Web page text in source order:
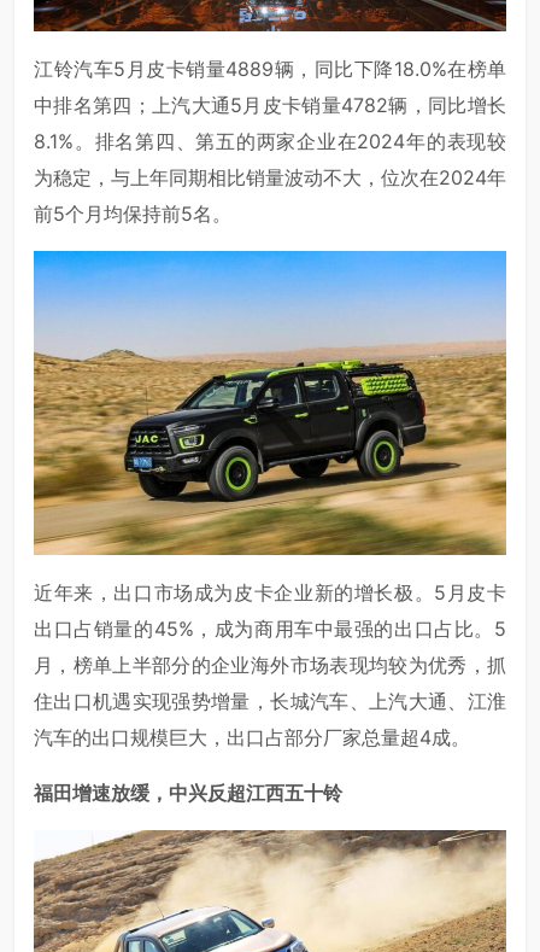
江铃汽车5月皮卡销量4889辆，同比下降18.0%在榜单
中排名第四；上汽大通5月皮卡销量4782辆，同比增长
8.1%。排名第四、第五的两家企业在2024年的表现较
为稳定，与上年同期相比销量波动不大，位次在2024年
前5个月均保持前5名。
近年来，出口市场成为皮卡企业新的增长极。5月皮卡
出口占销量的45%，成为商用车中最强的出口占比。5
月，榜单上半部分的企业海外市场表现均较为优秀，抓
住出口机遇实现强势增量，长城汽车、上汽大通、江淮
汽车的出口规模巨大，出口占部分厂家总量超4成。
福田增速放缓，中兴反超江西五十铃